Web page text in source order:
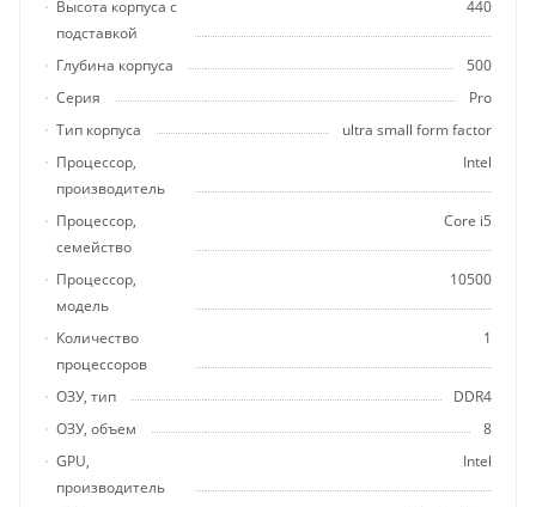
Высота корпуса с
подставкой
440
Глубина корпуса
500
Серия
Pro
Тип корпуса
ultra small form factor
Процессор,
производитель
Intel
Процессор,
семейство
Core i5
Процессор,
модель
10500
Количество
процессоров
1
ОЗУ, тип
DDR4
ОЗУ, объем
8
GPU,
производитель
Intel